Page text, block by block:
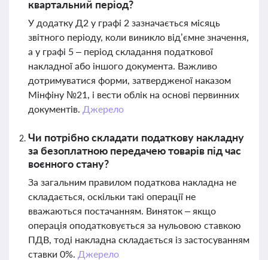
квартальний період?
У додатку Д2 у графі 2 зазначається місяць
звітного періоду, коли виникло від’ємне значення,
а у графі 5 – період складання податкової
накладної або іншого документа. Важливо
дотримуватися форми, затвердженої наказом
Мінфіну №21, і вести облік на основі первинних
документів. Джерело
Чи потрібно складати податкову накладну
за безоплатною передачею товарів під час
воєнного стану?
За загальним правилом податкова накладна не
складається, оскільки такі операції не
вважаються постачанням. Виняток – якщо
операція оподатковується за нульовою ставкою
ПДВ, тоді накладна складається із застосуванням
ставки 0%. Джерело